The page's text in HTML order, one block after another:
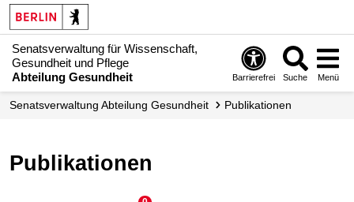
Senatsverwaltung für Wissenschaft,
Gesundheit und Pflege
Abteilung Gesundheit
Barrierefrei Suche Menü
Senats­verwaltung Abteilung Gesundheit Publikationen
Publikationen